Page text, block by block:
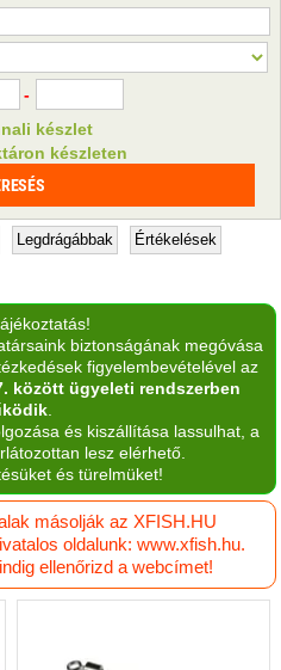
-
készlet
készleten
Legdrágábbak Értékelések
biztonságának megóvása
figyelembevételével az
között ügyeleti rendszerben
.
és kiszállítása lassulhat, a
lesz elérhető.
és türelmüket!
másolják az XFISH.HU
oldalunk: www.xfish.hu.
ellenőrizd a webcímet!